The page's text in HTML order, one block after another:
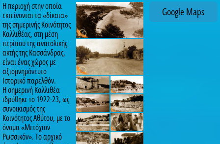
Η περιοχή στην οποία
εκτείνονται τα «δίκαια»
της σημερινής Κοινότητος
Καλλιθέας, στη μέση
περίπου της ανατολικής
ακτής της Κασσάνδρας,
είναι ένας χώρος με
αξιομνημόνευτο
Ιστορικό παρελθόν.
Η σημερινή Καλλιθέα
ιδρύθηκε το 1922-23, ως
συνοικισμός της
Κοινότητος Αθύτου, με το
όνομα «Μετόχιον
Ρωσσικόν». Το αρχικό
Google Maps